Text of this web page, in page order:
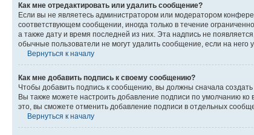
Как мне отредактировать или удалить сообщение?
Если вы не являетесь администратором или модератором
соответствующем сообщении, иногда только в течение
а также дату и время последней из них. Эта надпись не
обычные пользователи не могут удалить сообщение, если на него
Вернуться к началу
Как мне добавить подпись к своему сообщению?
Чтобы добавить подпись к сообщению, вы должны сначала
Вы также можете настроить добавление подписи по умолчанию
это, вы сможете отменить добавление подписи в отдельных
Вернуться к началу